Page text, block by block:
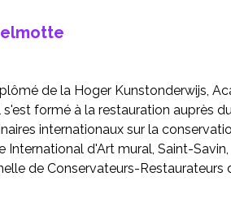
de la Hoger Kunstonderwijs,
formé à la restauration auprès
internationaux sur la
d'Art mural, Saint-
de Conservateurs-Restaurateurs